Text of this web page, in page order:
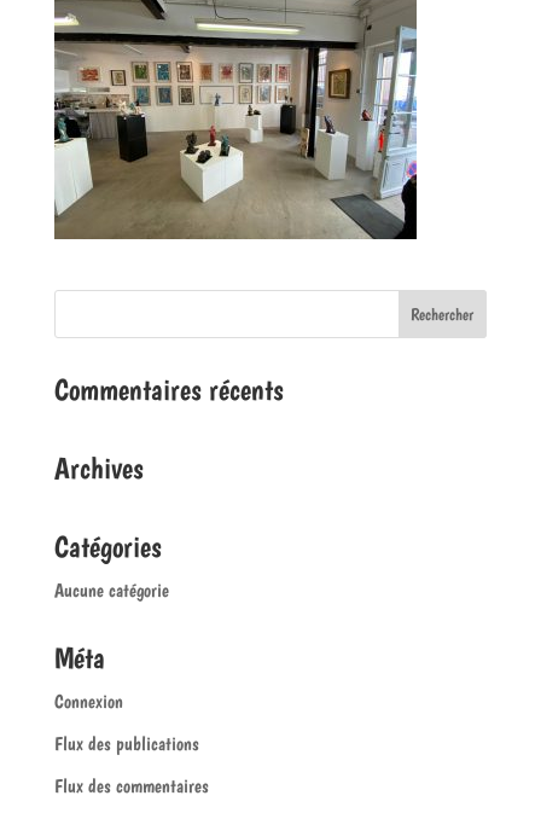
Commentaires récents
Archives
Catégories
Aucune catégorie
Méta
Connexion
Flux des publications
Flux des commentaires